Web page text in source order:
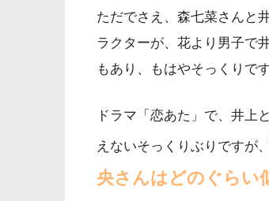
ただでさえ、森七菜さんと
ラクターが、花より男子で
もあり、もはやそっくりです
ドラマ「恋あた」で、井上
えないそっくりぶりですが、
央さんはどのぐらい